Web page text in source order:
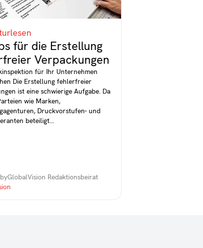
für die Erstellung
Verpackungen
für Ihr Unternehmen
Die Erstellung fehlerfreier
ist eine schwierige Aufgabe. Da
wie Marken,
Druckvorstufen- und
beteiligt...
byGlobalVision Redaktionsbeirat